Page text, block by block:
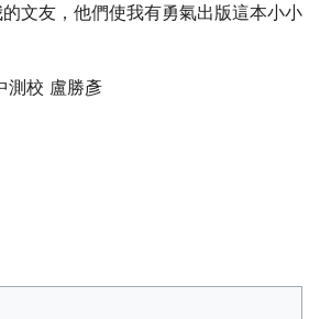
文友，他們使我有勇氣出版這本小小
測校 盧勝彥